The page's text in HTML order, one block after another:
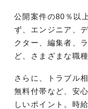
公開案件の80％以
ず、エンジニア、
クター、編集者、
ど、さまざまな職
さらに、トラブル
無料付帯など、安
しいポイント。時